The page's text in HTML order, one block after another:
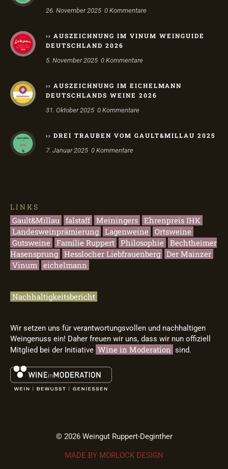
26. November 2025 0 Kommentare
›› AUSZEICHNUNG IM VINUM WEINGUIDE
DEUTSCHLAND 2026
5. November 2025 0 Kommentare
›› AUSZEICHNUNG IM EICHELMANN
DEUTSCHLANDS WEINE 2026
31. Oktober 2025 0 Kommentare
›› DREI TRAUBEN VOM GAULT&MILLAU 2025
7. Januar 2025 0 Kommentare
LINKS
Gault&Millau falstaff Meiningers Ehrenpreis IHK
Landesweinprämierung Lagenweine
Ortsweine
Gutsweine
Familie Ruppert Philosophie
Bechtheimer
Hasensprung Hesslocher Liebfrauenberg Der Mainzer
Vinum eichelmann
Nachhaltigkeitsbericht
Wir setzen uns für verantwortungsvollen und nachhaltigen
Weingenuss ein! Daher freuen wir uns, dass wir nun offiziell
Mitglied bei der Initiative Wine in Moderation sind.
© 2026 Weingut Ruppert-Deginther
MADE BY MORLOCK DESIGN